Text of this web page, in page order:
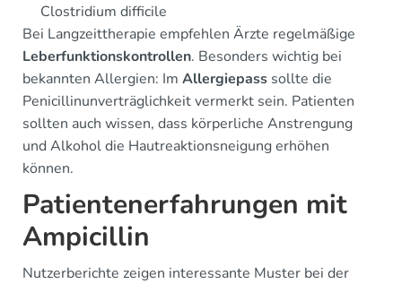
Clostridium difficile
Bei Langzeittherapie empfehlen Ärzte regelmäßige
Leberfunktionskontrollen. Besonders wichtig bei
bekannten Allergien: Im Allergiepass sollte die
Penicillinunverträglichkeit vermerkt sein. Patienten
sollten auch wissen, dass körperliche Anstrengung
und Alkohol die Hautreaktionsneigung erhöhen
können.
Patientenerfahrungen mit
Ampicillin
Nutzerberichte zeigen interessante Muster bei der